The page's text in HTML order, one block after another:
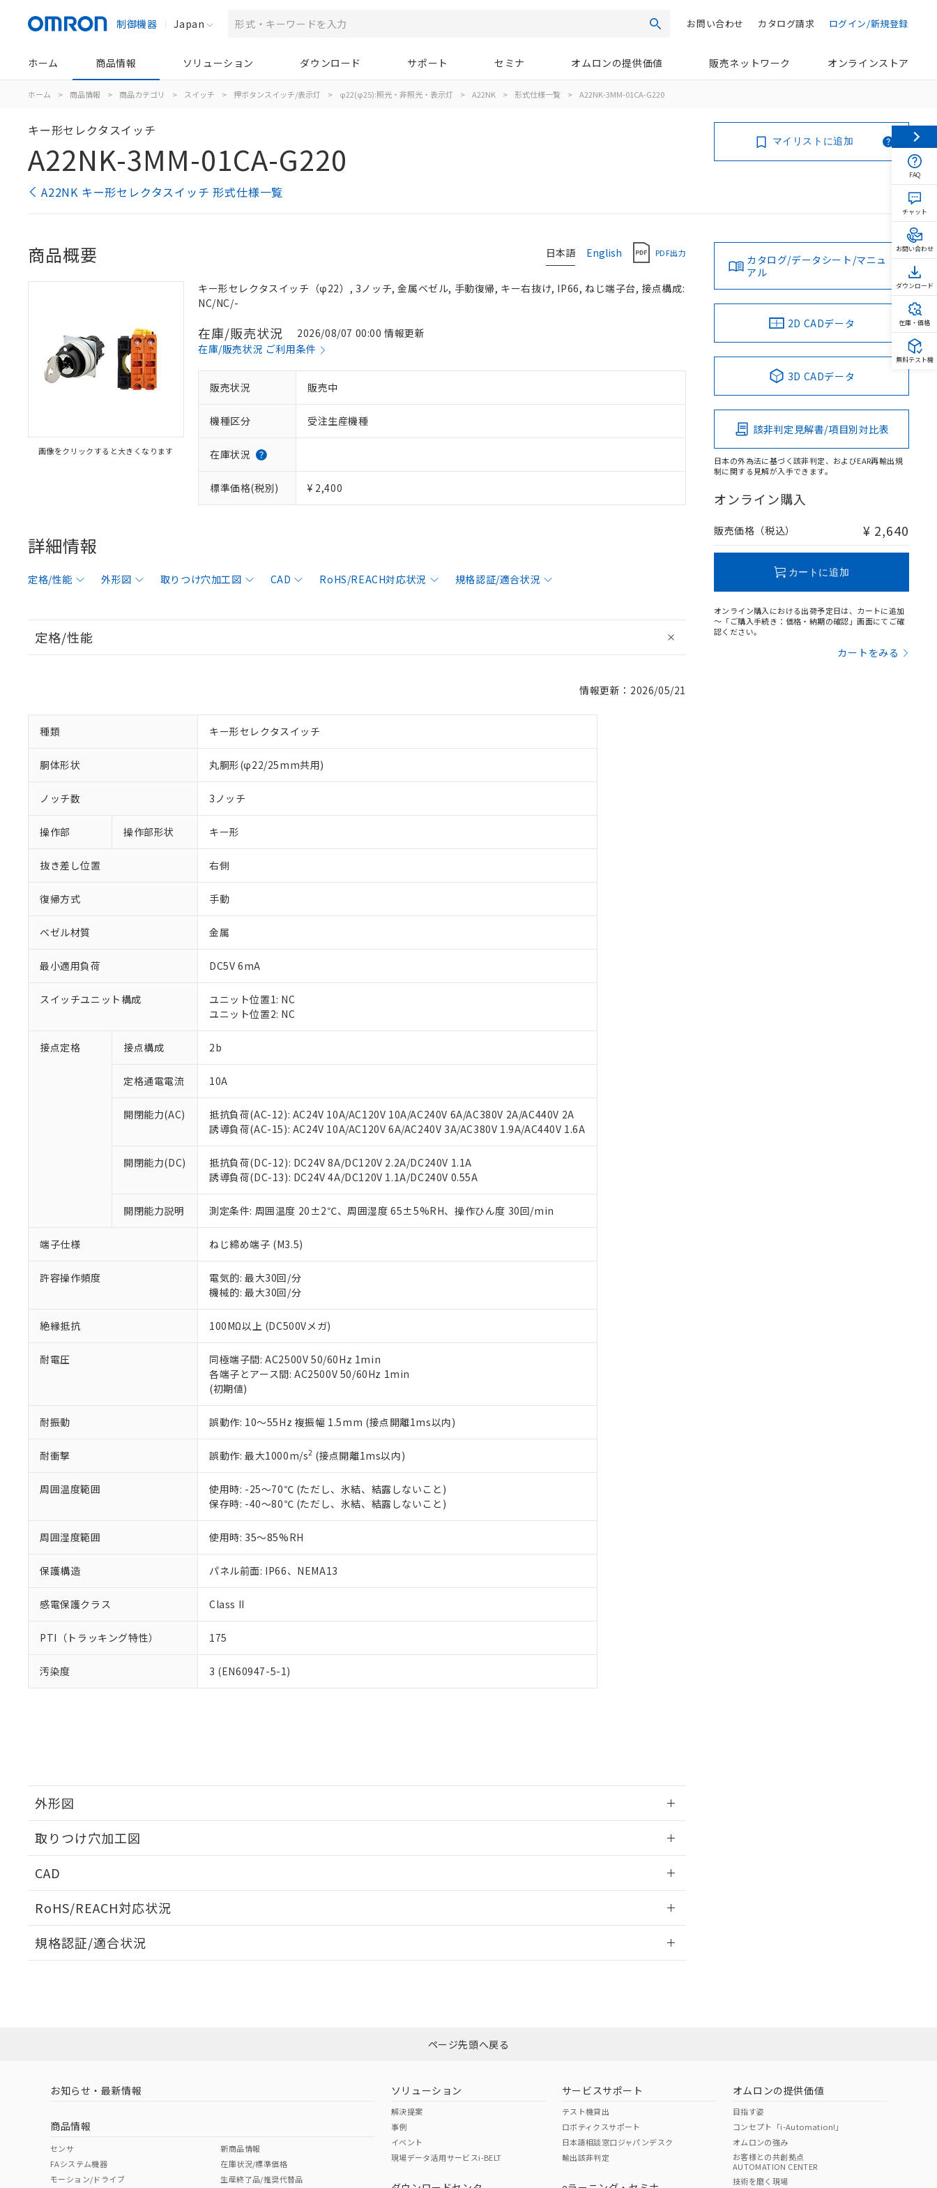
制御機器 Japan 検索 ログイン/新規登録
カタログ請求
お問い合わせ
ホーム 商品情報 ソリューション ダウンロード サポート セミナ オムロンの提供価値 販売ネットワーク オンラインストア
ホーム > 商品情報 > 商品カテゴリ > スイッチ > 押ボタンスイッチ/表示灯 > φ22(φ25):照光・非照光・表示灯 > A22NK > 形式仕様一覧 > A22NK-3MM-01CA-G220
キー形セレクタスイッチ
A22NK-3MM-01CA-G220
A22NK キー形セレクタスイッチ 形式仕様一覧
マイリストに追加
日本語 English PDF出力
商品概要
画像をクリックすると大きくなります
キー形セレクタスイッチ（φ22）, 3ノッチ, 金属ベゼル, 手動復帰, キー右抜け, IP66, ねじ端子台, 接点構成:
NC/NC/-
在庫/販売状況
2026/08/07 00:00 情報更新
在庫/販売状況 ご利用条件
販売状況 販売中
機種区分 受注生産機種
在庫状況
標準価格(税別) ¥ 2,400
詳細情報
定格/性能 外形図 取りつけ穴加工図 CAD RoHS/REACH対応状況 規格認証/適合状況
定格/性能
情報更新：2026/05/21
種類 キー形セレクタスイッチ
胴体形状 丸胴形(φ22/25mm共用)
ノッチ数 3ノッチ
操作部 操作部形状 キー形
抜き差し位置 右側
復帰方式 手動
ベゼル材質 金属
最小適用負荷 DC5V 6mA
スイッチユニット構成
ユニット位置1: NC
ユニット位置2: NC
接点定格 接点構成 2b
定格通電電流 10A
開閉能力(AC)
抵抗負荷(AC-12): AC24V 10A/AC120V 10A/AC240V 6A/AC380V 2A/AC440V 2A
誘導負荷(AC-15): AC24V 10A/AC120V 6A/AC240V 3A/AC380V 1.9A/AC440V 1.6A
開閉能力(DC)
抵抗負荷(DC-12): DC24V 8A/DC120V 2.2A/DC240V 1.1A
誘導負荷(DC-13): DC24V 4A/DC120V 1.1A/DC240V 0.55A
開閉能力説明 測定条件: 周囲温度 20±2℃、周囲湿度 65±5%RH、操作ひん度 30回/min
端子仕様 ねじ締め端子 (M3.5)
許容操作頻度
電気的: 最大30回/分
機械的: 最大30回/分
絶縁抵抗 100MΩ以上 (DC500Vメガ)
耐電圧
同極端子間: AC2500V 50/60Hz 1min
各端子とアース間: AC2500V 50/60Hz 1min
(初期値)
耐振動 誤動作: 10～55Hz 複振幅 1.5mm (接点開離1ms以内)
耐衝撃 誤動作: 最大1000m/s2 (接点開離1ms以内)
周囲温度範囲
使用時: -25～70℃ (ただし、氷結、結露しないこと)
保存時: -40～80℃ (ただし、氷結、結露しないこと)
周囲湿度範囲 使用時: 35～85%RH
保護構造 パネル前面: IP66、NEMA13
感電保護クラス Class II
PTI（トラッキング特性） 175
汚染度 3 (EN60947-5-1)
外形図
取りつけ穴加工図
CAD
RoHS/REACH対応状況
EU RoHS 注意事項・凡例
ダウンロードはこちら
中国 RoHS 注意事項・凡例
中国 RoHS表
Pb Hg Cr(VI)
規格認証/適合状況
（イギリス
（ノルウェー
（日本
（アメリカ
カタログ/データシート/マニュ
アル
2D CADデータ
3D CADデータ
該非判定見解書/項目別対比表
日本の外為法に基づく該非判定、およびEAR再輸出規
制に関する見解が入手できます。
オンライン購入
販売価格（税込） ¥ 2,640
カートに追加
オンライン購入における出荷予定日は、カートに追加
～「ご購入手続き：価格・納期の確認」画面にてご確
認ください。
カートをみる
ご利用条件
以下の条件をお読みいただき、同意のうえご利用ください。
くものです。
当社制御機器事業取扱商品の中には、本サービスの対象外となる商品もあることをご了承ください。
在庫状況および標準価格照会結果は、記載している更新日時点での社内データに基づき作成されるも
のであり、閲覧された時点での実際の在庫および標準価格とは異なる場合があることをご了承くださ
い。
正式な納期状況および標準価格はお客様のお取引先、またはお客様担当のオムロン制御機器販売店・
当社販売員にご相談ください。
在庫状況および標準価格結果を当社の事前の承諾なく第三者に漏洩または開示しないようお願いしま
す。
マイパーツ機能（部品リスト作成サービス）をご利用いただくには、I-Webメンバーズにご登録され
ている必要があります。
お客様が当ウェブサイト上で当社にご登録された部品リストについて、当社および当社の共同利用者
が、当社の製品・サービスに関するお客様との取引・商談に必要な範囲で利用することをご了承くだ
さい。
※1 対応状況
対応済み：EU RoHS指令（10物質）の非含有に対応した製品が提供可能な商品です。
対応予定なし：EU RoHS指令（10物質）の非含有に非対応の商品で、対応品を出す予定はありません。
調査・確認中：EU RoHS指令（10物質）の非含有の対応状況を調査中または確認中の商品です。
仕入先様の事情により、非含有部品としていたものが、含有品と判明した場合などやむを得ず変更すること
があります。
鉛(Pb) 1000ppm以下、 水銀(Hg) 1000ppm以下、 カドミウム(Cd) 100ppm以下、
六価クロム(Cr(Ⅵ)) 1000ppm以下、ポリ臭化ビフェニル類(PBB) 1000ppm以下、ポリ臭化ジフェニルエーテル類(PBDE) 1000ppm以下、
フタル酸ビス(2-エチルヘキシル) (DEHP)(別名：DOP) 1000ppm以下、フタル酸ブチルベンジル（BBP） 1000ppm以下、フタル酸ジブチ
ル（DBP） 1000ppm以下、フタル酸ジイソブチル (DIBP) 1000ppm以下
但し、RoHS指令で産業用監視および制御機器に対する適用除外項目は除く。
フタル酸エステル類の４物質については閾値を超える意図的な使用がないことを確認しています。
※2 対応予定月
部品在庫の切り替え状況などにより、予定月が前後することがあります。
※3 非含有証明書ダウンロード
下記の非含有証明書をダウンロードすることができます。
EU RoHS指令（10物質）の非含有証明書
51物質の非含有証明書（当社基準）
※本証明書は発行日時点で非含有を証明するもので、過去に遡って非含有を証明するものではありません。
混在することから備考欄に対応日を記載しておりました。
既に当社にて対応品への在庫切替を完了していることから、特段のことがない限り、2022年1月12日よ
り割愛しております。
※1 中国RoHS○×表
「○」：最大均質材料含有率が中国RoHSの基準値以下であることを示します。
「×」：最大均質材料含有率が中国RoHSの基準値を超えていることを示します。
「－」：未確認です。当社販売部門へお問い合わせください。
Cr(Ⅵ)(六価クロム) : 1000ppm、 PBBs(ポリ臭化ビフェニル類) : 1000ppm、 PBDEs(ポリ臭化ジフェニルエーテル類) : 1000ppm、
※2 環境保護使用期限
「ｅ」：有害物質（10物質）のすべてが基準値以下であることを示します。
味します。
「－」：未確認です。当社販売部門へお問い合わせください。
う）を輸出または国外への提供する場合は、日本国政府の輸出許可(または役務取引許可)を取得する
などの必要な手続きをとります。
当社は規制貨物を破棄する場合は、完全に破砕するなど、違法に輸出されないよう必要な手段を講じ
ます。
当社は貴社製品を、核兵器、ミサイル、化学兵器、生物兵器またはその他武器並びにこれらの製造装
置等に一切使用いたしません。
また当社は、販売先および販売に係わる関係者が違法に輸出するおそれがある場合は、取り引きをい
たしません。
合意する
記
説明
一定数には満たないが在庫あり
－
在庫なし(最新の在庫状況については、お客様のお取引先、またはお客様担当のオムロン制御
機器販売店・当社販売員にご確認ください)
受注生産機種、また在庫状況の情報を公開していない機種
ページ先頭へ戻る
お知らせ・最新情報
商品情報
センサ
FAシステム機器
モーション/ドライブ
新商品情報
在庫状況/標準価格
生産終了品/推奨代替品
ソリューション
解決提案
事例
イベント
現場データ活用サービスi-BELT
サービスサポート
テスト機貸出
ロボティクスサポート
日本語相談窓口ジャパンデスク
輸出該非判定
オムロンの提供価値
目指す姿
コンセプト「i-Automation!」
オムロンの強み
お客様との共創拠点
AUTOMATION CENTER
技術を磨く現場
FAQ
チャット
お問い合わせ
ダウンロード
在庫・価格
無料テスト機